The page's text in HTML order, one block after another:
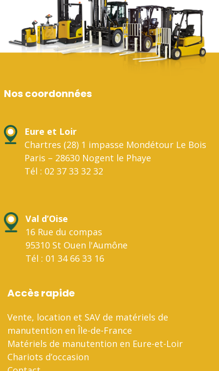
Nos coordonnées
Eure et Loir
Chartres (28) 1 impasse Mondétour Le Bois
Paris – 28630 Nogent le Phaye
Tél : 02 37 33 32 32
Val d’Oise
16 Rue du compas
95310 St Ouen l'Aumône
Tél : 01 34 66 33 16
Accès rapide
Vente, location et SAV de matériels de
manutention en Île-de-France
Matériels de manutention en Eure-et-Loir
Chariots d’occasion